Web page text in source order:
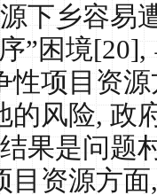
下乡容易
”困境[20],
性项目资
的风险,政
结果是问题
目资源方面